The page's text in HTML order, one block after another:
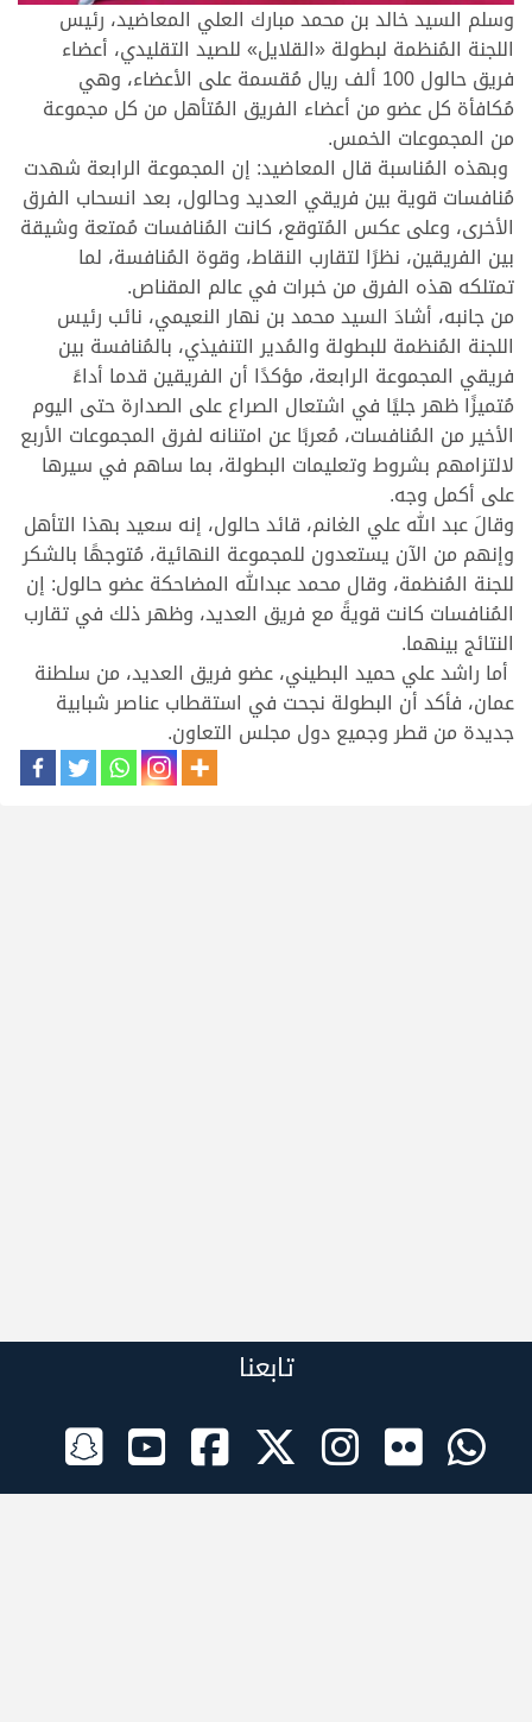
وسلم السيد خالد بن محمد مبارك العلي المعاضيد، رئيس
اللجنة المُنظمة لبطولة «القلايل» للصيد التقليدي، أعضاء
فريق حالول 100 ألف ريال مُقسمة على الأعضاء، وهي
مُكافأة كل عضو من أعضاء الفريق المُتأهل من كل مجموعة
من المجموعات الخمس.
وبهذه المُناسبة قال المعاضيد: إن المجموعة الرابعة شهدت
مُنافسات قوية بين فريقي العديد وحالول، بعد انسحاب الفرق
الأخرى، وعلى عكس المُتوقع، كانت المُنافسات مُمتعة وشيقة
بين الفريقين، نظرًا لتقارب النقاط، وقوة المُنافسة، لما
تمتلكه هذه الفرق من خبرات في عالم المقناص.
من جانبه، أشادَ السيد محمد بن نهار النعيمي، نائب رئيس
اللجنة المُنظمة للبطولة والمُدير التنفيذي، بالمُنافسة بين
فريقي المجموعة الرابعة، مؤكدًا أن الفريقين قدما أداءً
مُتميزًا ظهر جليًا في اشتعال الصراع على الصدارة حتى اليوم
الأخير من المُنافسات، مُعربًا عن امتنانه لفرق المجموعات الأربع
لالتزامهم بشروط وتعليمات البطولة، بما ساهم في سيرها
على أكمل وجه.
وقالَ عبد الله علي الغانم، قائد حالول، إنه سعيد بهذا التأهل
وإنهم من الآن يستعدون للمجموعة النهائية، مُتوجهًا بالشكر
للجنة المُنظمة، وقال محمد عبدالله المضاحكة عضو حالول: إن
المُنافسات كانت قويةً مع فريق العديد، وظهر ذلك في تقارب
النتائج بينهما.
أما راشد علي حميد البطيني، عضو فريق العديد، من سلطنة
عمان، فأكد أن البطولة نجحت في استقطاب عناصر شبابية
جديدة من قطر وجميع دول مجلس التعاون.
تابعنا